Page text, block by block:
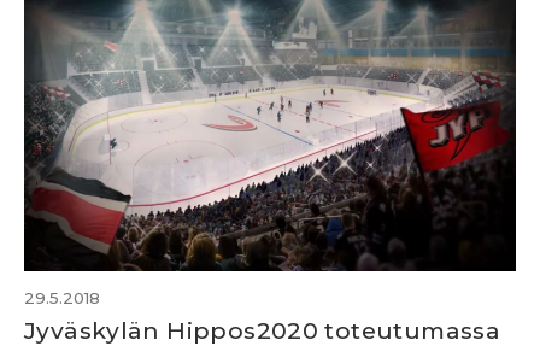
29.5.2018
Jyväskylän Hippos2020 toteutumassa